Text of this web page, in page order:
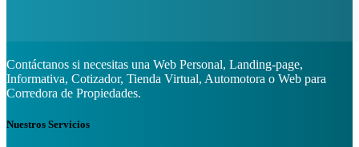
Contáctanos si necesitas una Web Personal, Landing-page,
Informativa, Cotizador, Tienda Virtual, Automotora o Web para
Corredora de Propiedades.
Nuestros Servicios